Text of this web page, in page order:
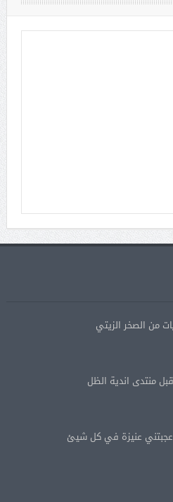
من الصخر الزيتي
منتدى اندية الظل
عنيزة في كل شيئ